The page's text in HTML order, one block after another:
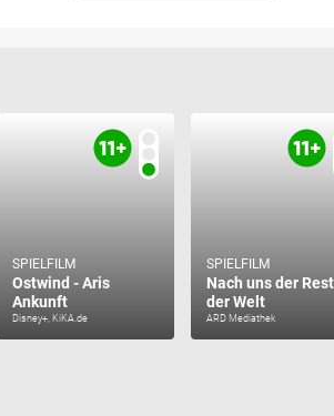
SPIELFILM
Ostwind - Aris
Ankunft
Disney+, KiKA.de
SPIELFILM
Nach uns der Rest
der Welt
ARD Mediathek